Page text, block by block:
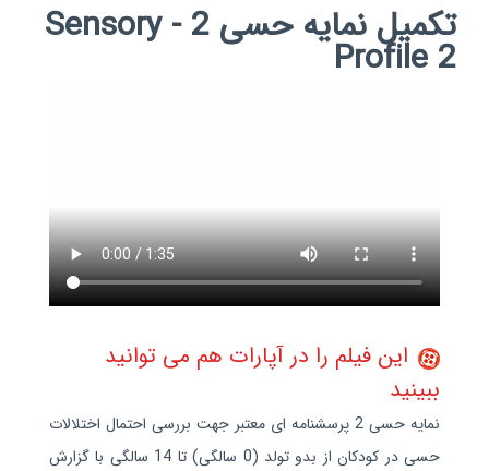
تکمیل نمایه حسی 2 - Sensory
Profile 2
این فیلم را در آپارات هم می توانید
ببینید
نمایه حسی 2 پرسشنامه ای معتبر جهت بررسی احتمال اختلالات
حسی در کودکان از بدو تولد (0 سالگی) تا 14 سالگی با گزارش